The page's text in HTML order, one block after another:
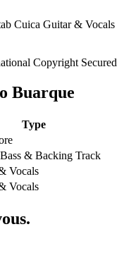
Copyright Secured
Buarque
Type
& Backing Track
Vocals
Vocals